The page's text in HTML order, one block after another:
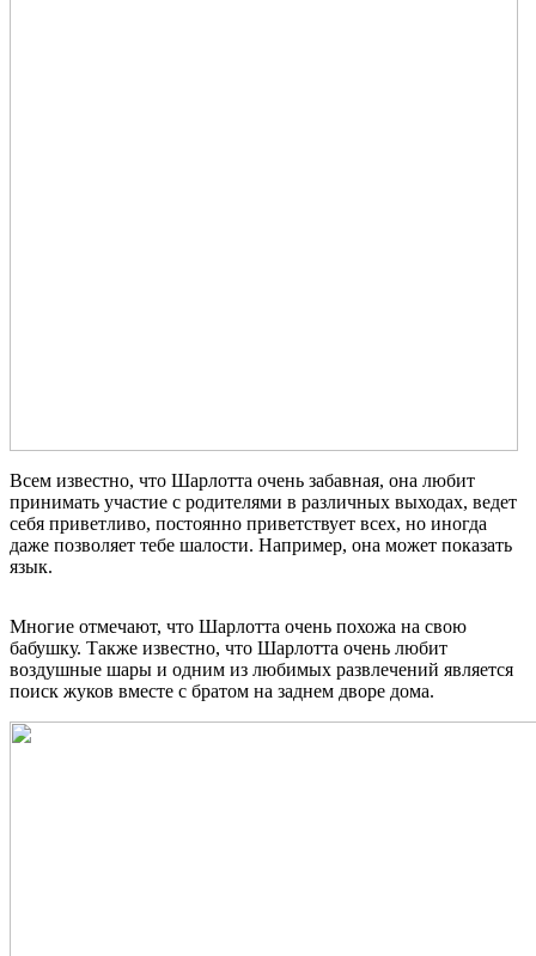
Всем известно, что Шарлотта очень забавная, она любит
принимать участие с родителями в различных выходах, ведет
себя приветливо, постоянно приветствует всех, но иногда
даже позволяет тебе шалости. Например, она может показать
язык.
Многие отмечают, что Шарлотта очень похожа на свою
бабушку. Также известно, что Шарлотта очень любит
воздушные шары и одним из любимых развлечений является
поиск жуков вместе с братом на заднем дворе дома.